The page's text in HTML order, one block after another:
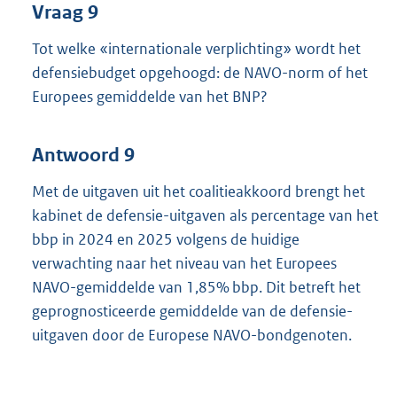
Vraag 9
Tot welke «internationale verplichting» wordt het
defensiebudget opgehoogd: de NAVO-norm of het
Europees gemiddelde van het BNP?
Antwoord 9
Met de uitgaven uit het coalitieakkoord brengt het
kabinet de defensie-uitgaven als percentage van het
bbp in 2024 en 2025 volgens de huidige
verwachting naar het niveau van het Europees
NAVO-gemiddelde van 1,85% bbp. Dit betreft het
geprognosticeerde gemiddelde van de defensie-
uitgaven door de Europese NAVO-bondgenoten.